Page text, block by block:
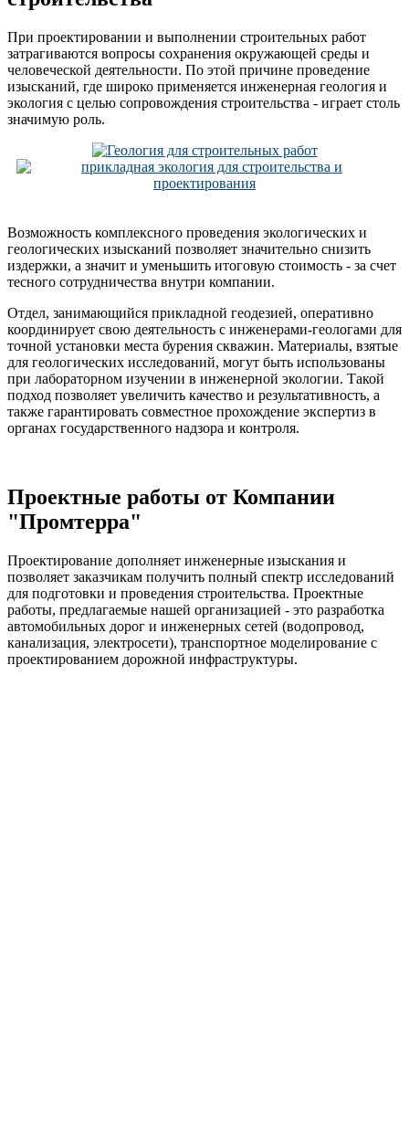
При проектировании и выполнении строительных работ
затрагиваются вопросы сохранения окружающей среды и
человеческой деятельности. По этой причине проведение
изысканий, где широко применяется инженерная геология и
экология с целью сопровождения строительства - играет столь
значимую роль.
Возможность комплексного проведения экологических и
геологических изысканий позволяет значительно снизить
издержки, а значит и уменьшить итоговую стоимость - за счет
тесного сотрудничества внутри компании.
Отдел, занимающийся прикладной геодезией, оперативно
координирует свою деятельность с инженерами-геологами для
точной установки места бурения скважин. Материалы, взятые
для геологических исследований, могут быть использованы
при лабораторном изучении в инженерной экологии. Такой
подход позволяет увеличить качество и результативность, а
также гарантировать совместное прохождение экспертиз в
органах государственного надзора и контроля.
Проектные работы от Компании
"Промтерра"
Проектирование дополняет инженерные изыскания и
позволяет заказчикам получить полный спектр исследований
для подготовки и проведения строительства. Проектные
работы, предлагаемые нашей организацией - это разработка
автомобильных дорог и инженерных сетей (водопровод,
канализация, электросети), транспортное моделирование с
проектированием дорожной инфраструктуры.